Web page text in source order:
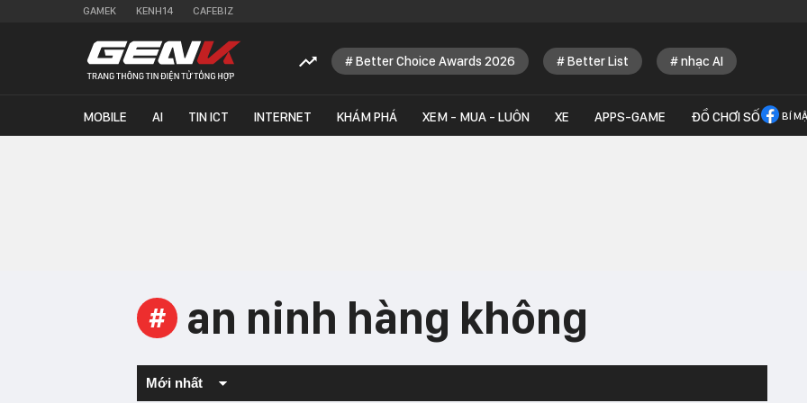
GAMEK KENH14 CAFEBIZ
Better Choice Awards 2026 Better List nhạc AI
MOBILE AI TIN ICT INTERNET KHÁM PHÁ XEM - MUA - LUÔN XE APPS-GAME ĐỒ CHƠI SỐ BÍ
# an ninh hàng không
Mới nhất